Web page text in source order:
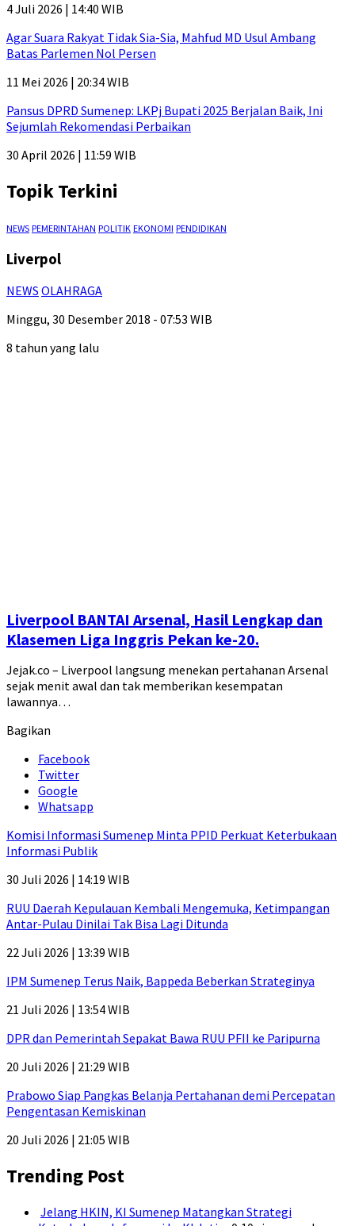
4 Juli 2026 | 14:40 WIB
Agar Suara Rakyat Tidak Sia-Sia, Mahfud MD Usul Ambang
Batas Parlemen Nol Persen
11 Mei 2026 | 20:34 WIB
Pansus DPRD Sumenep: LKPj Bupati 2025 Berjalan Baik, Ini
Sejumlah Rekomendasi Perbaikan
30 April 2026 | 11:59 WIB
Topik Terkini
NEWS PEMERINTAHAN POLITIK EKONOMI PENDIDIKAN
Liverpol
NEWS OLAHRAGA
Minggu, 30 Desember 2018 - 07:53 WIB
8 tahun yang lalu
Liverpool BANTAI Arsenal, Hasil Lengkap dan
Klasemen Liga Inggris Pekan ke-20.
Jejak.co – Liverpool langsung menekan pertahanan Arsenal
sejak menit awal dan tak memberikan kesempatan
lawannya…
Bagikan
Facebook
Twitter
Google
Whatsapp
Komisi Informasi Sumenep Minta PPID Perkuat Keterbukaan
Informasi Publik
30 Juli 2026 | 14:19 WIB
RUU Daerah Kepulauan Kembali Mengemuka, Ketimpangan
Antar-Pulau Dinilai Tak Bisa Lagi Ditunda
22 Juli 2026 | 13:39 WIB
IPM Sumenep Terus Naik, Bappeda Beberkan Strateginya
21 Juli 2026 | 13:54 WIB
DPR dan Pemerintah Sepakat Bawa RUU PFII ke Paripurna
20 Juli 2026 | 21:29 WIB
Prabowo Siap Pangkas Belanja Pertahanan demi Percepatan
Pengentasan Kemiskinan
20 Juli 2026 | 21:05 WIB
Trending Post
Jelang HKIN, KI Sumenep Matangkan Strategi